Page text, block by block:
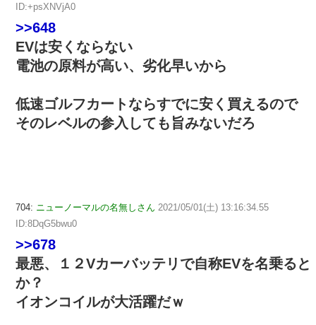
ID:+psXNVjA0
>>648
EVは安くならない
電池の原料が高い、劣化早いから
低速ゴルフカートならすでに安く買えるので
そのレベルの参入しても旨みないだろ
704: ニューノーマルの名無しさん 2021/05/01(土) 13:16:34.55
ID:8DqG5bwu0
>>678
最悪、１２Vカーバッテリで自称EVを名乗ると
か？
イオンコイルが大活躍だｗ